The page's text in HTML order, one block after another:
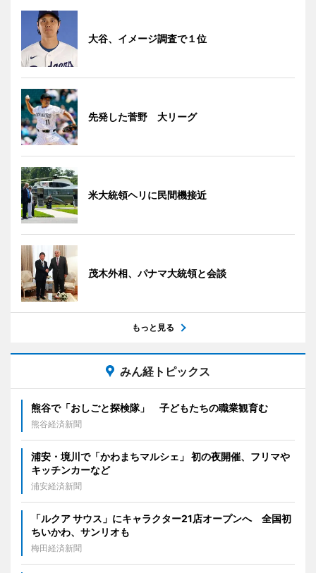
大谷、イメージ調査で１位
先発した菅野 大リーグ
米大統領ヘリに民間機接近
茂木外相、パナマ大統領と会談
もっと見る
みん経トピックス
熊谷で「おしごと探検隊」 子どもたちの職業観育む
熊谷経済新聞
浦安・境川で「かわまちマルシェ」 初の夜開催、フリマや
キッチンカーなど
浦安経済新聞
「ルクア サウス」にキャラクター21店オープンへ 全国初
ちいかわ、サンリオも
梅田経済新聞